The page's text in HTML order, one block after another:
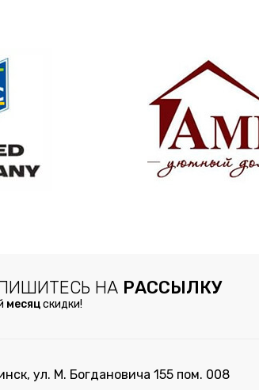
НА РАССЫЛКУ
месяцскидки!
ул. М. Богдановича 155 пом. 008